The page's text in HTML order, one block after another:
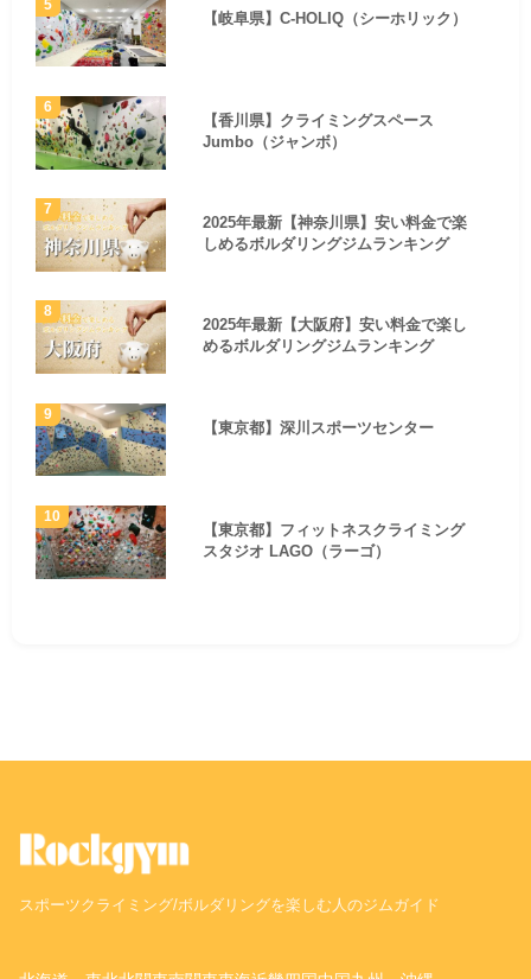
【岐阜県】C-HOLIQ（シーホリック）
【香川県】クライミングスペース
Jumbo（ジャンボ）
2025年最新【神奈川県】安い料金で楽
しめるボルダリングジムランキング
2025年最新【大阪府】安い料金で楽し
めるボルダリングジムランキング
【東京都】深川スポーツセンター
【東京都】フィットネスクライミング
スタジオ LAGO（ラーゴ）
スポーツクライミング/ボルダリングを楽しむ人のジムガイド